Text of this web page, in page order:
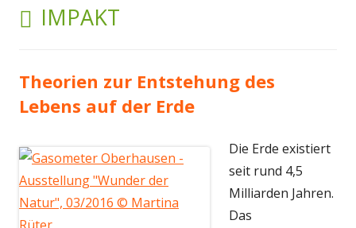
SCHLAGWORT:
IMPAKT
Theorien zur Entstehung des
Lebens auf der Erde
Die Erde existiert
seit rund 4,5
Milliarden Jahren.
Das